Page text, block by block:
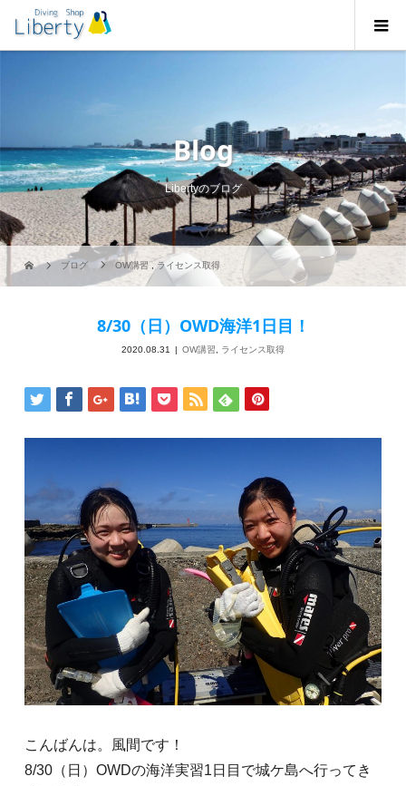
Blog
Libertyのブログ
ブログ OW講習 , ライセンス取得
8/30（日）OWD海洋1日目！
2020.08.31 OW講習 ライセンス取得
こんばんは。風間です！
8/30（日）OWDの海洋実習1日目で城ケ島へ行ってき